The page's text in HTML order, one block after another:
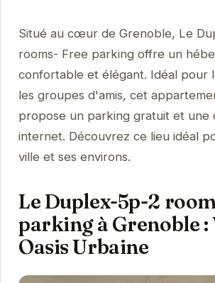
Situé au cœur de Grenoble, Le
rooms- Free parking offre un
confortable et élégant. Idéal pour
les groupes d'amis, cet
propose un parking gratuit et une
internet. Découvrez ce lieu idéal
ville et ses environs.
Le Duplex-5p-2
parking à Grenoble :
Oasis Urbaine